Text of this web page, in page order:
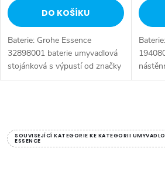
DO KOŠÍKU
Baterie: Grohe Essence
32898001 baterie umyvadlová
stojánková s výpustí od značky
Grohe. Série: Essence. Typ
vSOUVISEJÍCÍ KATEGORIE KE KATEGORII
ESSENCE